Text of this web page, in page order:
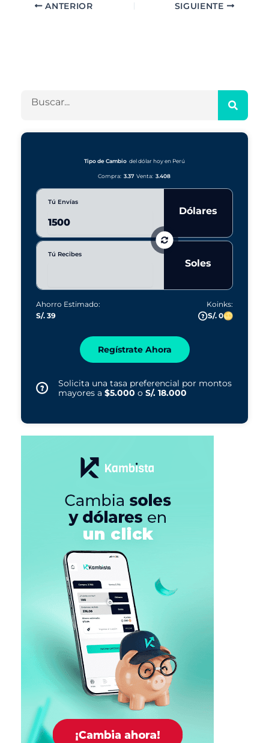
ANTERIOR SIGUIENTE
c
Tipo de Cambio del dólar hoy en Perú
Compra: 3.37 Venta: 3.408
Tú Envías
Dólares
Tú Recibes
Soles
Ahorro Estimado:
S/. 39
Koinks:
S/. 0
Regístrate Ahora
Solicita una tasa preferencial por montos
mayores a $5.000 o S/. 18.000
sí